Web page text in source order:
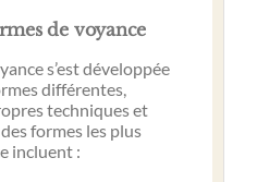
de voyance
s’est développée
différentes,
techniques et
formes les plus
incluent :